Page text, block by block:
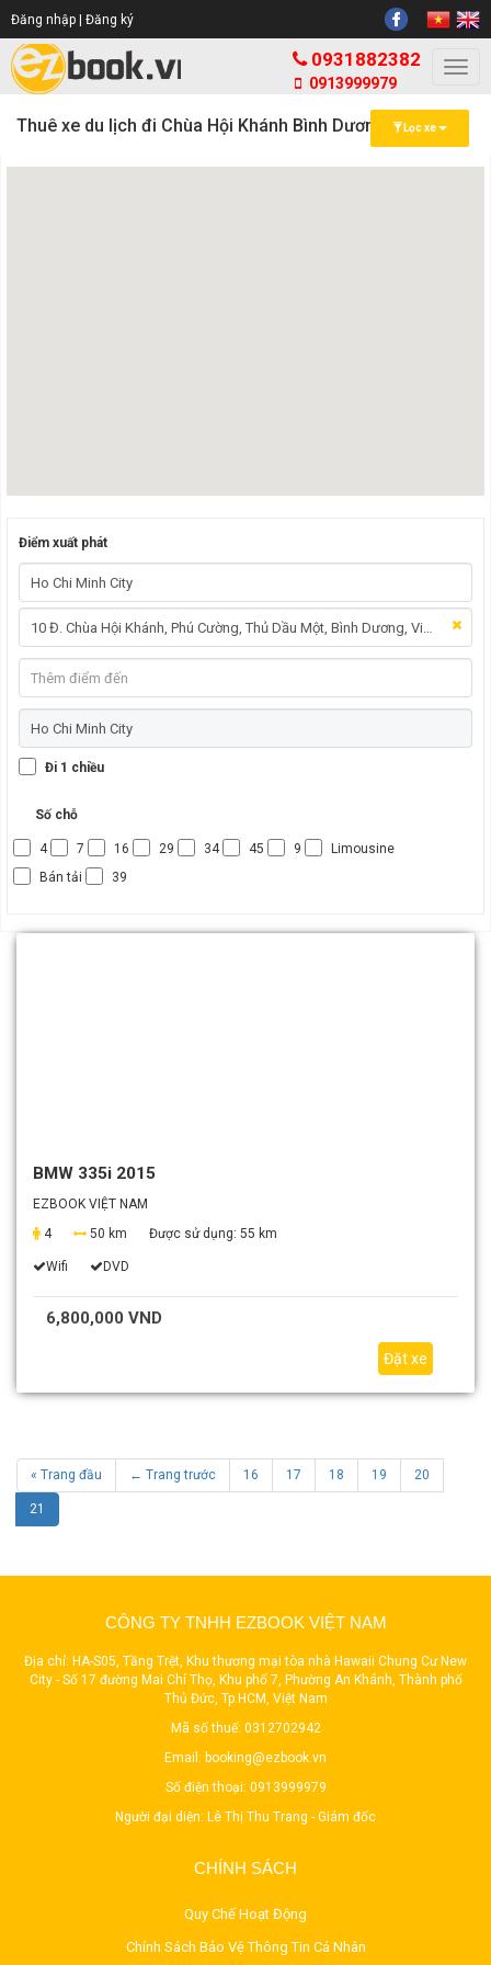
Đăng nhập | Đăng ký
0931882382
0913999979
Thuê xe du lịch đi Chùa Hội Khánh Bình Dương Lọc xe
Điểm xuất phát
Đi 1 chiều
Số chỗ
4 7 16 29 34 45 9
Limousine
Bán tải
39
BMW 335i 2015
EZBOOK VIỆT NAM
4
50 km Được sử dụng: 55 km
Wifi DVD
6,800,000 VND
Đặt xe
« Trang đầu ← Trang trước 16 17 18 19 20
21
CÔNG TY TNHH EZBOOK VIỆT NAM
Địa chỉ: HA-S05, Tầng Trệt, Khu thương mại tòa nhà Hawaii Chung Cư New
City - Số 17 đường Mai Chí Thọ, Khu phố 7, Phường An Khánh, Thành phố
Thủ Đức, Tp.HCM, Việt Nam
Mã số thuế: 0312702942
Email: booking@ezbook.vn
Số điện thoại: 0913999979
Người đại diện: Lê Thị Thu Trang - Giám đốc
CHÍNH SÁCH
Quy Chế Hoạt Động
Chính Sách Bảo Vệ Thông Tin Cá Nhân